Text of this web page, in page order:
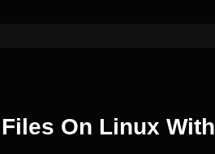
On Linux